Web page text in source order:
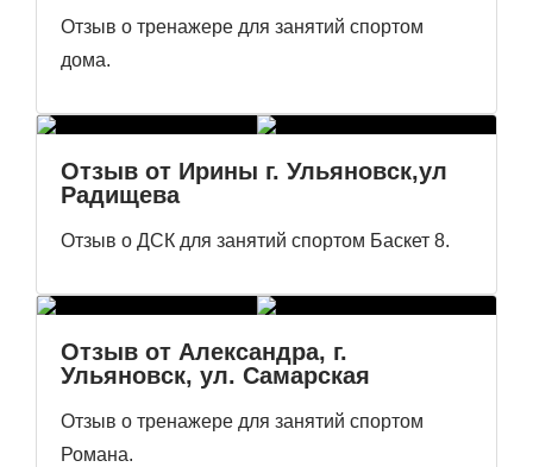
Отзыв о тренажере для занятий спортом
дома.
Отзыв от Ирины г. Ульяновск,ул
Радищева
Отзыв о ДСК для занятий спортом Баскет 8.
Отзыв от Александра, г.
Ульяновск, ул. Самарская
Отзыв о тренажере для занятий спортом
Романа.